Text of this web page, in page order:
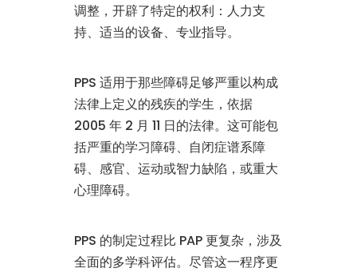
调整，开辟了特定的权利：人力支
持、适当的设备、专业指导。
PPS 适用于那些障碍足够严重以构成
法律上定义的残疾的学生，依据
2005 年 2 月 11 日的法律。这可能包
括严重的学习障碍、自闭症谱系障
碍、感官、运动或智力缺陷，或重大
心理障碍。
PPS 的制定过程比 PAP 更复杂，涉及
全面的多学科评估。尽管这一程序更